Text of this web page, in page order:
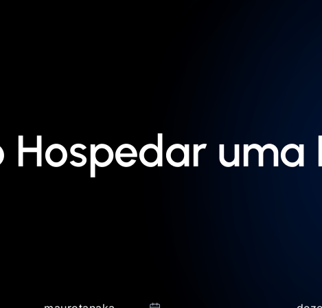
Hospedar uma